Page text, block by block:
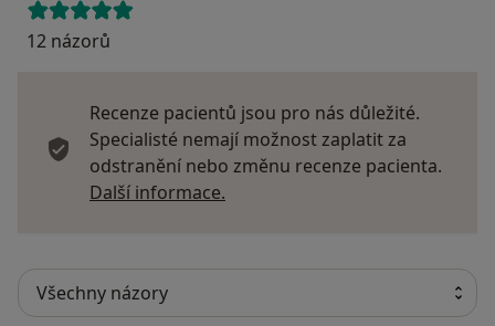
12 názorů
Recenze pacientů jsou pro nás důležité.
Specialisté nemají možnost zaplatit za
odstranění nebo změnu recenze pacienta.
Další informace.